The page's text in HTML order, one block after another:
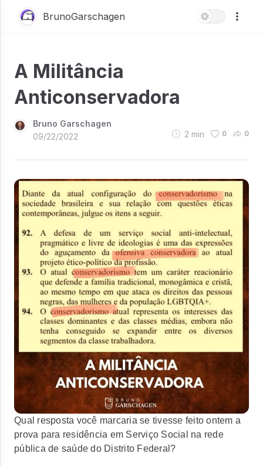
BrunoGarschagen
A Militância
Anticonservadora
Bruno Garschagen
09/22/2022
2 min 0 0
Qual resposta você marcaria se tivesse feito ontem a
prova para residência em Serviço Social na rede
pública de saúde do Distrito Federal?